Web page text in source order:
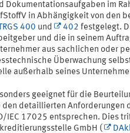
Dokumentationsaufgaben im
in Abhängigkeit von den
TRGS 400 und 402 festgelegt.
und die in seinem
aus sachlichen oder
Überwachung
außerhalb seines
geeignet für die
den detaillierten Anforderungen
IEC 17025 entsprechen. Dies
GmbH (